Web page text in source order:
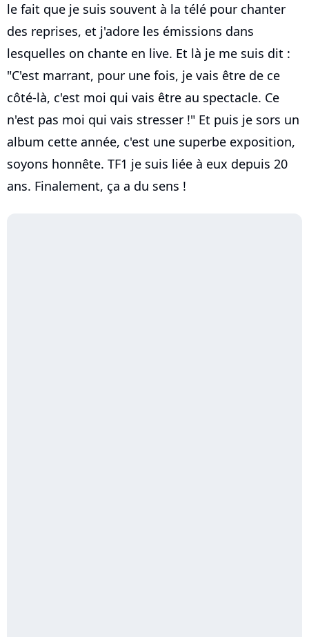
le fait que je suis souvent à la télé pour chanter
des reprises, et j'adore les émissions dans
lesquelles on chante en live. Et là je me suis dit :
"C'est marrant, pour une fois, je vais être de ce
côté-là, c'est moi qui vais être au spectacle. Ce
n'est pas moi qui vais stresser !" Et puis je sors un
album cette année, c'est une superbe exposition,
soyons honnête. TF1 je suis liée à eux depuis 20
ans. Finalement, ça a du sens !